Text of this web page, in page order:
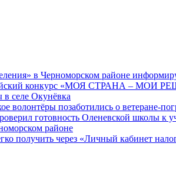
в Черноморском районе
конкурс «МОЯ СТРАНА – МОИ
в селе Окунёвка
волонтёры позаботились о ветеране-
готовность Оленевской школы к
районе
получить через «Личный кабинет